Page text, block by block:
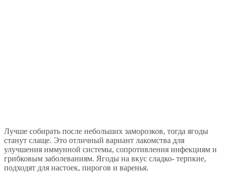
Лучше собирать после небольших заморозков, тогда ягоды
станут слаще. Это отличный вариант лакомства для
улучшения иммунной системы, сопротивления инфекциям и
грибковым заболеваниям. Ягоды на вкус сладко- терпкие,
подходят для настоек, пирогов и варенья.